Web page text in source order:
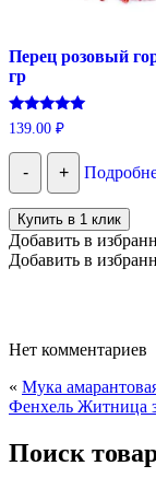
Перец розовый
гр
Оценка
5.00
из 5
139.00 ₽
- +
Купить в 1 клик
Добавить в
Добавить в
Нет комментариев
« Мука
Фенхель Житница
Поиск